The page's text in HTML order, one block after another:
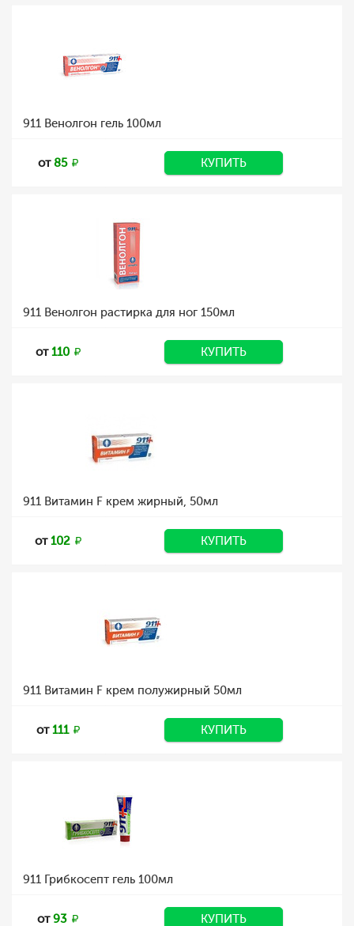
911 Венолгон гель 100мл
от85 КУПИТЬ
911 Венолгон растирка для ног 150мл
от110 КУПИТЬ
911 Витамин F крем жирный, 50мл
от102 КУПИТЬ
911 Витамин F крем полужирный 50мл
от111 КУПИТЬ
911 Грибкосепт гель 100мл
от93 КУПИТЬ